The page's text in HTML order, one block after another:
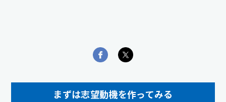
まずは志望動機を作ってみる